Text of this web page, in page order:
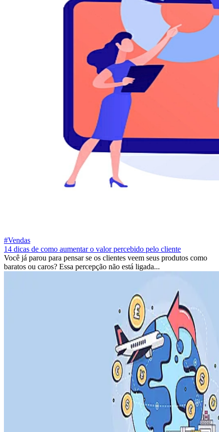
#Vendas
14 dicas de como aumentar o valor percebido pelo cliente
Você já parou para pensar se os clientes veem seus produtos como
baratos ou caros? Essa percepção não está ligada...